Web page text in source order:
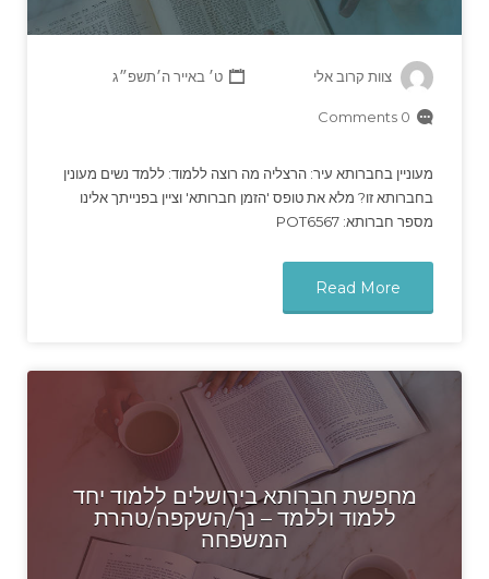
צוות קרוב אלי ט׳ באייר ה׳תשפ״ג
0 Comments
מעוניין בחברותא עיר: הרצליה מה רוצה ללמוד: ללמד נשים מעונין
בחברותא זו? מלא את טופס 'הזמן חברותא' וציין בפנייתך אלינו
מספר חברותא: POT6567
Read More
מחפשת חברותא בירושלים ללמוד יחד
ללמוד וללמד – נך/השקפה/טהרת
המשפחה